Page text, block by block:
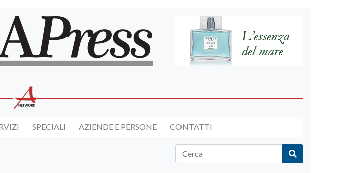
SPECIALI AZIENDE E PERSONE CONTATTI